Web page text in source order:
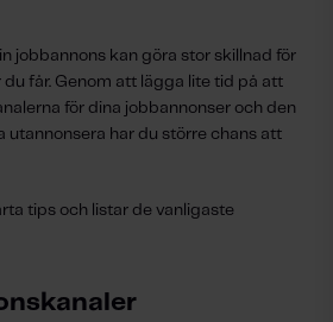
jobbannons kan göra stor skillnad för
får. Genom att lägga lite tid på att
för dina jobbannonser och den
utannonsera har du större chans att
tips och listar de vanligaste